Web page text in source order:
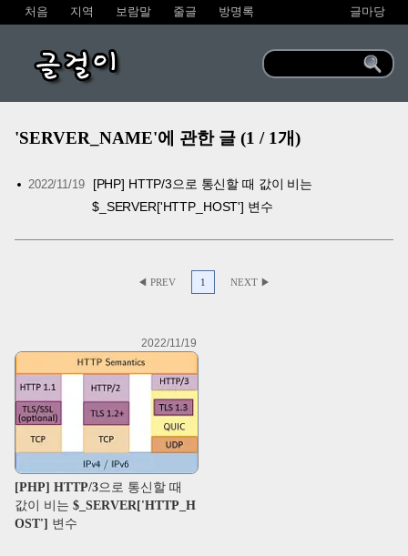
처음 지역 보람말 줄글 방명록 글마당
글걸이
'SERVER_NAME'에 관한 글 (1 / 1개)
2022/11/19
[PHP] HTTP/3으로 통신할 때 값이 비는
$_SERVER['HTTP_HOST'] 변수
◀ PREV 1 NEXT ▶
2022/11/19
[PHP] HTTP/3으로 통신할 때
값이 비는 $_SERVER['HTTP_H
OST'] 변수